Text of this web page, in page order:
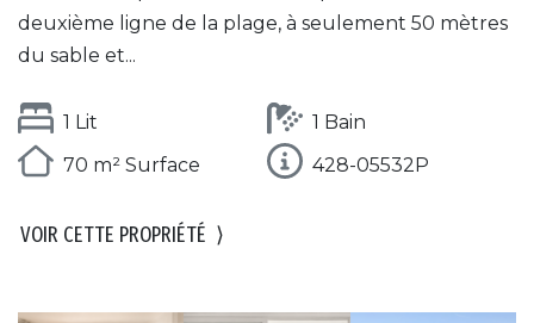
deuxième ligne de la plage, à seulement 50 mètres
du sable et...
1 Lit
1 Bain
70 m² Surface
428-05532P
VOIR CETTE PROPRIÉTÉ ⟩